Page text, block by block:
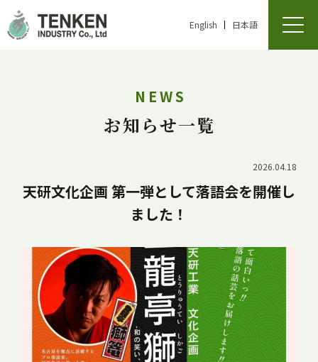
English 日本語
NEWS
お知らせ一覧
2026.04.18
天研文化企画 第一弾として落語会を開催し
ました！